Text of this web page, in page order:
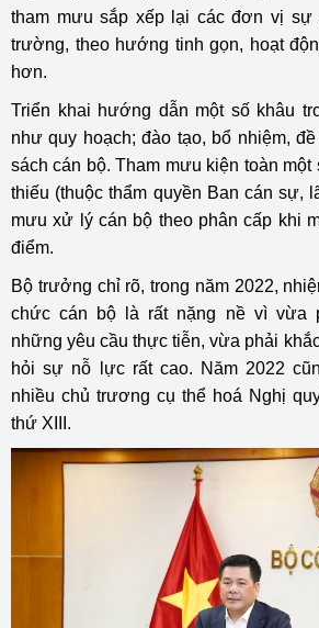
tham mưu sắp xếp lại các đơn vị sự
trường, theo hướng tinh gọn, hoạt
hơn.
Triển khai hướng dẫn một số khâu
như quy hoạch; đào tạo, bổ nhiệm,
sách cán bộ. Tham mưu kiện toàn
thiếu (thuộc thẩm quyền Ban cán sự,
mưu xử lý cán bộ theo phân cấp khi
điểm.
Bộ trưởng chỉ rõ, trong năm 2022,
chức cán bộ là rất nặng nề vì vừa
những yêu cầu thực tiễn, vừa phải
hỏi sự nỗ lực rất cao. Năm 2022
nhiều chủ trương cụ thể hoá Nghị
thứ XIII.